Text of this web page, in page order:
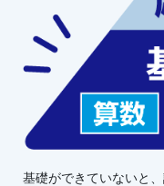
基礎ができていないと